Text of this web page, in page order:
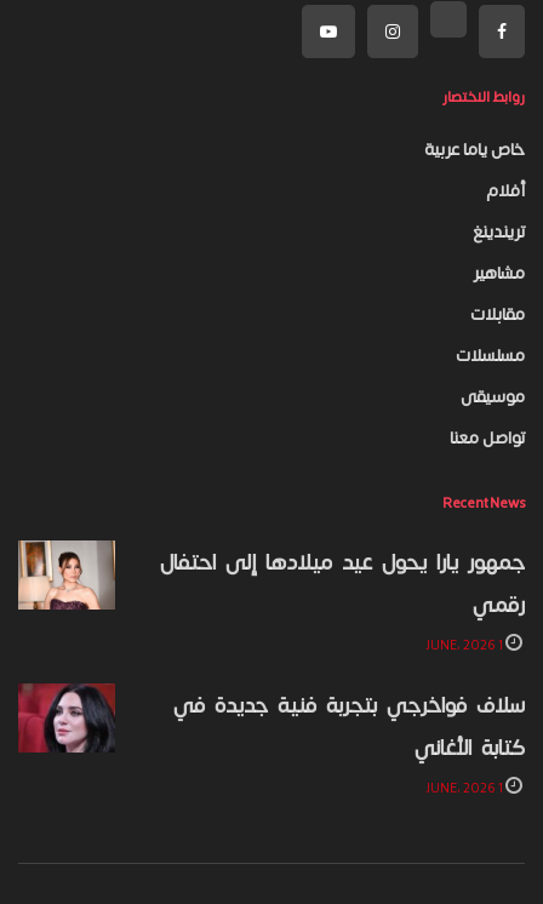
روابط الاختصار
خاص ياما عربية
أفلام
تريندينغ
مشاهير
مقابلات
مسلسلات
موسيقى
تواصل معنا
Recent News
جمهور يارا يحول عيد ميلادها إلى احتفال
رقمي
سلاف فواخرجي بتجربة فنية جديدة في
كتابة الأغاني